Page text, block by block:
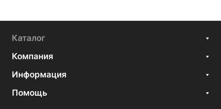
Каталог
Компания
Информация
Помощь